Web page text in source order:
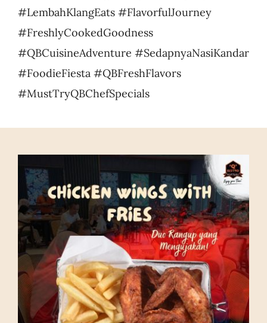
#LembahKlangEats #FlavorfulJourney
#FreshlyCookedGoodness
#QBCuisineAdventure #SedapnyaNasiKandar
#FoodieFiesta #QBFreshFlavors
#MustTryQBChefSpecials